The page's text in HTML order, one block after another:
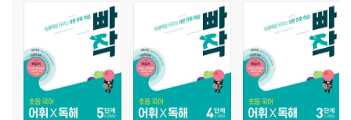
어휘 _한자 성어
01 와신상담 | 유래담·복수를 위해 와신상담한 부차와 구천
02 동상이몽 | 설명문·신라와 당나라의 동상이몽
03 고립무원 | 설화·고립무원의 섬에 남겨진 거타지
04 파죽지세 | 설명문·파죽지세의 일본을 무찌른 조선
05 모순 | 설명문·모순을 해결한 방법